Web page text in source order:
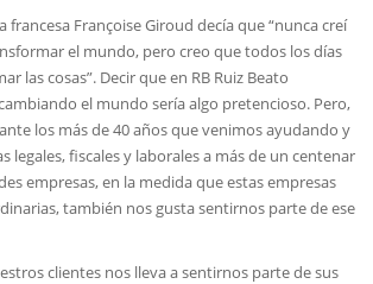
francesa Françoise Giroud decía que “nunca creí
el mundo, pero creo que todos los días
las cosas”. Decir que en RB Ruiz Beato
el mundo sería algo pretencioso. Pero,
los más de 40 años que venimos ayudando y
legales, fiscales y laborales a más de un centenar
empresas, en la medida que estas empresas
también nos gusta sentirnos parte de ese
clientes nos lleva a sentirnos parte de sus